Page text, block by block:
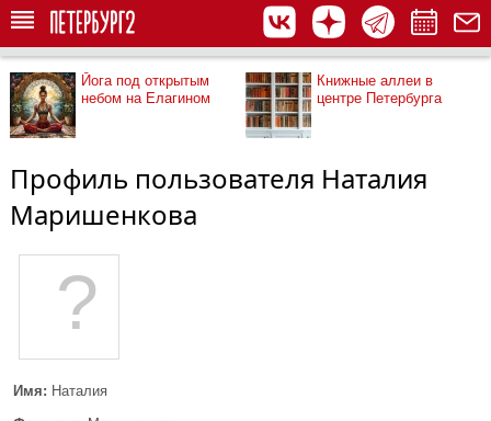
Йога под открытым
небом на Елагином
Книжные аллеи в
центре Петербурга
Профиль пользователя Наталия
Маришенкова
?
Имя: Наталия